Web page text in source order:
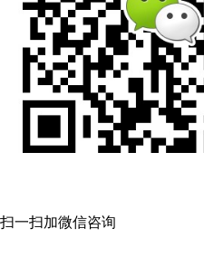
扫一扫加微信咨询